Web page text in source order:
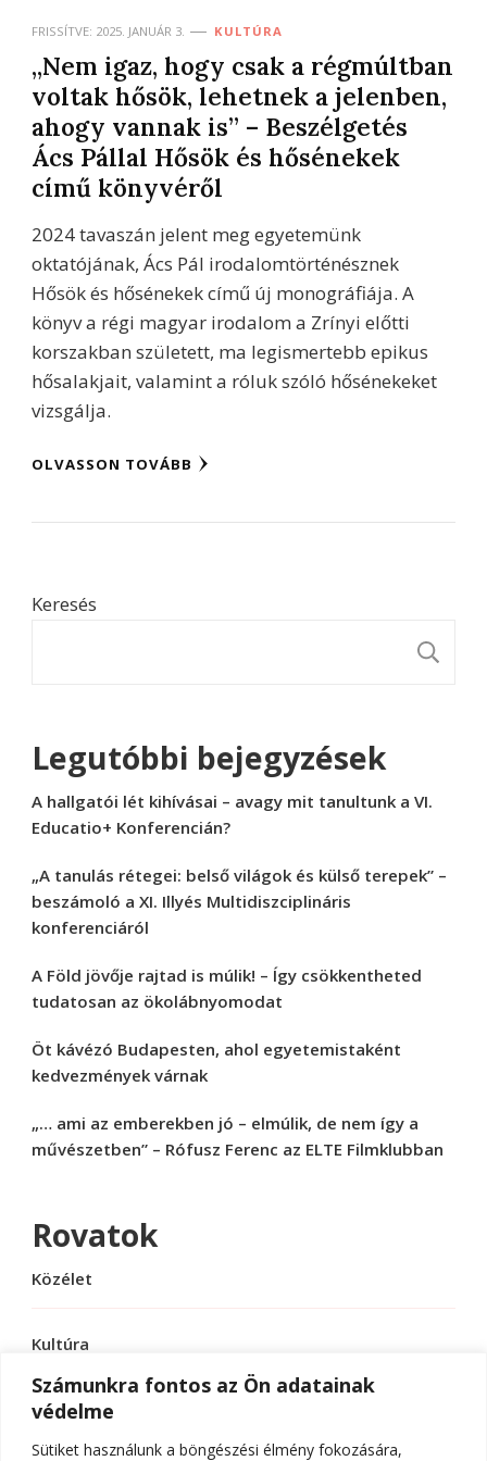
Számunkra fontos az Ön adatainak
védelme
Sütiket használunk a böngészési élmény fokozására,
FRISSÍTVE: 2025. JANUÁR 3. KULTÚRA
„Nem igaz, hogy csak a régmúltban
voltak hősök, lehetnek a jelenben,
ahogy vannak is” – Beszélgetés
Ács Pállal Hősök és hősénekek
című könyvéről
2024 tavaszán jelent meg egyetemünk
oktatójának, Ács Pál irodalomtörténésznek
Hősök és hősénekek című új monográfiája. A
könyv a régi magyar irodalom a Zrínyi előtti
korszakban született, ma legismertebb epikus
hősalakjait, valamint a róluk szóló hősénekeket
vizsgálja.
OLVASSON TOVÁBB
Keresés
Legutóbbi bejegyzések
A hallgatói lét kihívásai – avagy mit tanultunk a VI.
Educatio+ Konferencián?
„A tanulás rétegei: belső világok és külső terepek” –
beszámoló a XI. Illyés Multidiszciplináris
konferenciáról
A Föld jövője rajtad is múlik! – Így csökkentheted
tudatosan az ökolábnyomodat
Öt kávézó Budapesten, ahol egyetemistaként
kedvezmények várnak
„… ami az emberekben jó – elmúlik, de nem így a
művészetben” – Rófusz Ferenc az ELTE Filmklubban
Rovatok
Közélet
Kultúra
Sport